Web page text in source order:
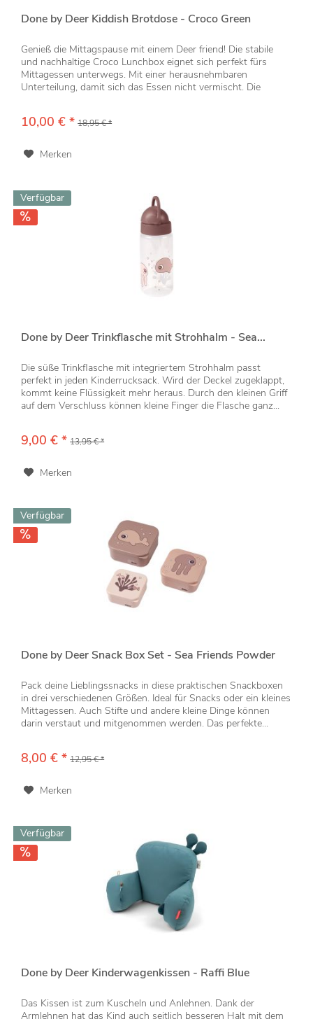
Done by Deer Kiddish Brotdose - Croco Green
Genieß die Mittagspause mit einem Deer friend! Die stabile
und nachhaltige Croco Lunchbox eignet sich perfekt fürs
Mittagessen unterwegs. Mit einer herausnehmbaren
Unterteilung, damit sich das Essen nicht vermischt. Die
10,00 € * 18,95 € *
Merken
Verfügbar
Done by Deer Trinkflasche mit Strohhalm - Sea...
Die süße Trinkflasche mit integriertem Strohhalm passt
perfekt in jeden Kinderrucksack. Wird der Deckel zugeklappt,
kommt keine Flüssigkeit mehr heraus. Durch den kleinen Griff
auf dem Verschluss können kleine Finger die Flasche ganz...
9,00 € * 13,95 € *
Merken
Verfügbar
Done by Deer Snack Box Set - Sea Friends Powder
Pack deine Lieblingssnacks in diese praktischen Snackboxen
in drei verschiedenen Größen. Ideal für Snacks oder ein kleines
Mittagessen. Auch Stifte und andere kleine Dinge können
darin verstaut und mitgenommen werden. Das perfekte...
8,00 € * 12,95 € *
Merken
Verfügbar
Done by Deer Kinderwagenkissen - Raffi Blue
Das Kissen ist zum Kuscheln und Anlehnen. Dank der
Armlehnen hat das Kind auch seitlich besseren Halt mit dem